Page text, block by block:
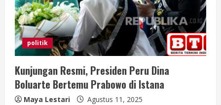
d
i
n
g
politik
Kunjungan Resmi, Presiden Peru Dina
Boluarte Bertemu Prabowo di Istana
Maya Lestari Agustus 11, 2025